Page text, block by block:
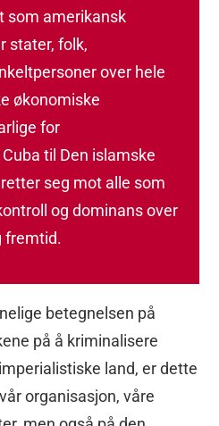
som amerikansk
stater, folk,
over hele
økonomiske
for
til Den islamske
seg mot alle som
og dominans over
fremtid.
betegnelsen på
på å kriminalisere
land, er dette
organisasjon, våre